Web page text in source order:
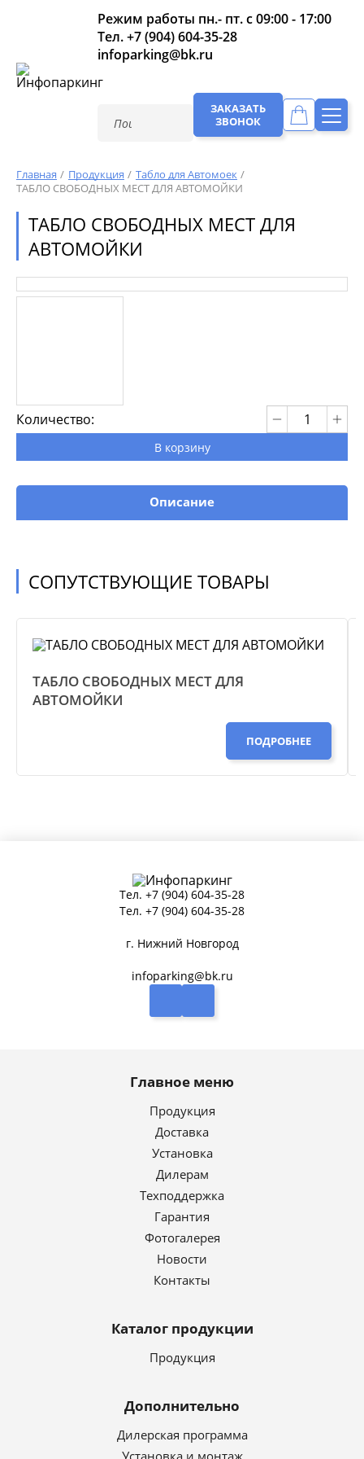
Режим работы пн.- пт. с 09:00 - 17:00
Тел.+7 (904) 604-35-28
infoparking@bk.ru
ЗАКАЗАТЬ
ЗВОНОК
Главная Продукция
Табло для Автомоек
ТАБЛО СВОБОДНЫХ МЕСТ ДЛЯ АВТОМОЙКИ
ТАБЛО СВОБОДНЫХ МЕСТ ДЛЯ
АВТОМОЙКИ
Количество:
В корзину
Описание
СОПУТСТВУЮЩИЕ ТОВАРЫ
ТАБЛО СВОБОДНЫХ МЕСТ ДЛЯ
АВТОМОЙКИ
ПОДРОБНЕЕ
Тел. +7 (904) 604-35-28
Тел. +7 (904) 604-35-28
г. Нижний Новгород
infoparking@bk.ru
Главное меню
Продукция
Доставка
Установка
Дилерам
Техподдержка
Гарантия
Фотогалерея
Новости
Контакты
Каталог продукции
Продукция
Дополнительно
Дилерская программа
Установка и монтаж